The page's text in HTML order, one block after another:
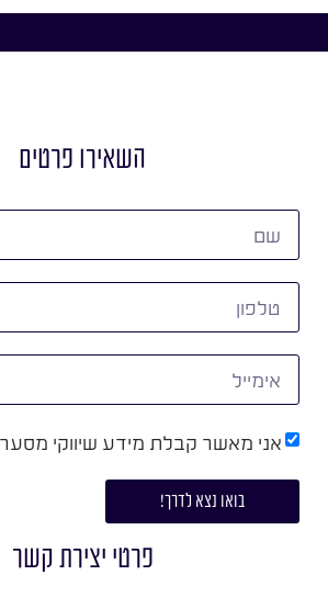
השאירו פרטים
אני מאשר קבלת מידע שיווקי
בואו נצא לדרך!
פרטי יצירת קשר